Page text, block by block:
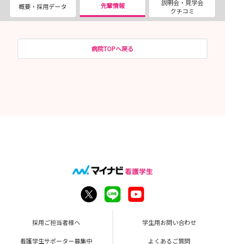
概要・採用データ 先輩情報
説明会・見学会
クチコミ
病院TOPへ戻る
採用ご担当者様へ 学生用お問い合わせ
看護学生サポーター募集中 よくあるご質問